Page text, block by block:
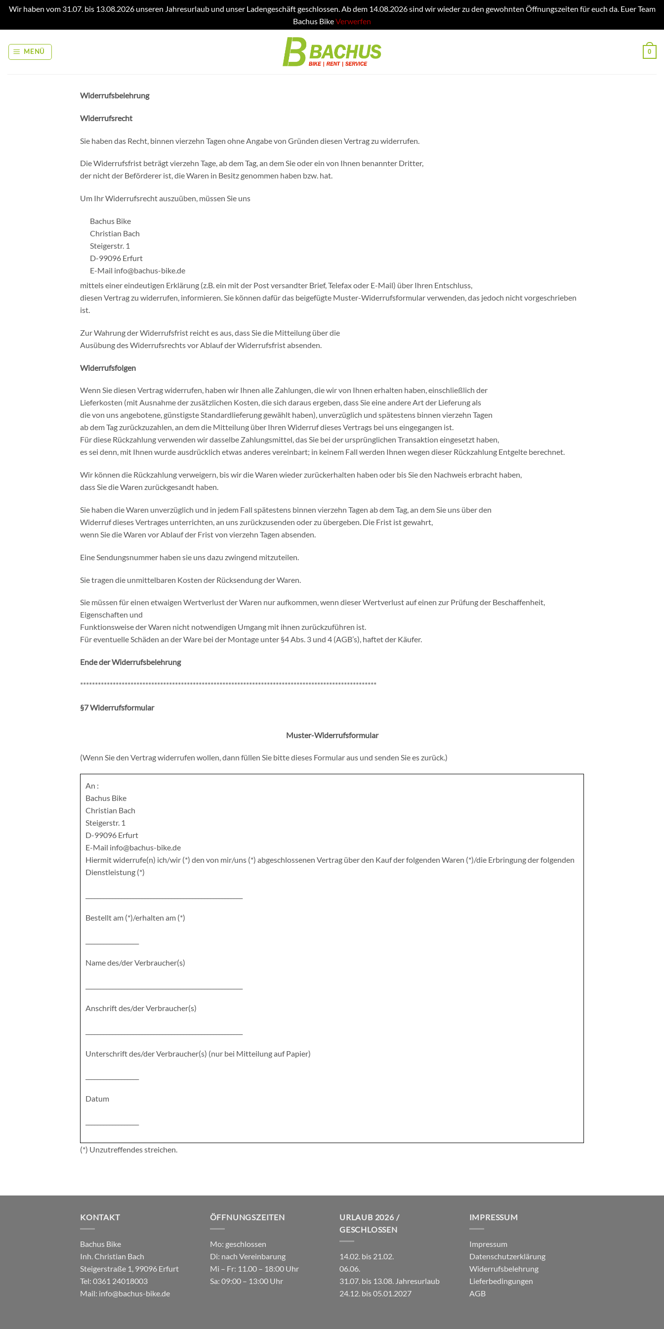
Wir haben vom 31.07. bis 13.08.2026 unseren Jahresurlaub und unser Ladengeschäft geschlossen. Ab dem 14.08.2026 sind wir wieder zu den gewohnten Öffnungszeiten für euch da. Euer Team
Bachus BikeVerwerfen
Inhalt
springen
MENÜ 0
Widerrufsbelehrung
Widerrufsrecht
Sie haben das Recht, binnen vierzehn Tagen ohne Angabe von Gründen diesen Vertrag zu widerrufen.
Die Widerrufsfrist beträgt vierzehn Tage, ab dem Tag, an dem Sie oder ein von Ihnen benannter Dritter,
der nicht der Beförderer ist, die Waren in Besitz genommen haben bzw. hat.
Um Ihr Widerrufsrecht auszuüben, müssen Sie uns
Bachus Bike
Christian Bach
Steigerstr. 1
D-99096 Erfurt
E-Mail info@bachus-bike.de
mittels einer eindeutigen Erklärung (z.B. ein mit der Post versandter Brief, Telefax oder E-Mail) über Ihren Entschluss,
diesen Vertrag zu widerrufen, informieren. Sie können dafür das beigefügte Muster-Widerrufsformular verwenden, das jedoch nicht vorgeschrieben
ist.
Zur Wahrung der Widerrufsfrist reicht es aus, dass Sie die Mitteilung über die
Ausübung des Widerrufsrechts vor Ablauf der Widerrufsfrist absenden.
Widerrufsfolgen
Wenn Sie diesen Vertrag widerrufen, haben wir Ihnen alle Zahlungen, die wir von Ihnen erhalten haben, einschließlich der
Lieferkosten (mit Ausnahme der zusätzlichen Kosten, die sich daraus ergeben, dass Sie eine andere Art der Lieferung als
die von uns angebotene, günstigste Standardlieferung gewählt haben), unverzüglich und spätestens binnen vierzehn Tagen
ab dem Tag zurückzuzahlen, an dem die Mitteilung über Ihren Widerruf dieses Vertrags bei uns eingegangen ist.
Für diese Rückzahlung verwenden wir dasselbe Zahlungsmittel, das Sie bei der ursprünglichen Transaktion eingesetzt haben,
es sei denn, mit Ihnen wurde ausdrücklich etwas anderes vereinbart; in keinem Fall werden Ihnen wegen dieser Rückzahlung Entgelte berechnet.
Wir können die Rückzahlung verweigern, bis wir die Waren wieder zurückerhalten haben oder bis Sie den Nachweis erbracht haben,
dass Sie die Waren zurückgesandt haben.
Sie haben die Waren unverzüglich und in jedem Fall spätestens binnen vierzehn Tagen ab dem Tag, an dem Sie uns über den
Widerruf dieses Vertrages unterrichten, an uns zurückzusenden oder zu übergeben. Die Frist ist gewahrt,
wenn Sie die Waren vor Ablauf der Frist von vierzehn Tagen absenden.
Eine Sendungsnummer haben sie uns dazu zwingend mitzuteilen.
Sie tragen die unmittelbaren Kosten der Rücksendung der Waren.
Sie müssen für einen etwaigen Wertverlust der Waren nur aufkommen, wenn dieser Wertverlust auf einen zur Prüfung der Beschaffenheit,
Eigenschaften und
Funktionsweise der Waren nicht notwendigen Umgang mit ihnen zurückzuführen ist.
Für eventuelle Schäden an der Ware bei der Montage unter §4 Abs. 3 und 4 (AGB’s), haftet der Käufer.
Ende der Widerrufsbelehrung
****************************************************************************************************
§7 Widerrufsformular
Muster-Widerrufsformular
(Wenn Sie den Vertrag widerrufen wollen, dann füllen Sie bitte dieses Formular aus und senden Sie es zurück.)
An :
Bachus Bike
Christian Bach
Steigerstr. 1
D-99096 Erfurt
E-Mail info@bachus-bike.de
Hiermit widerrufe(n) ich/wir (*) den von mir/uns (*) abgeschlossenen Vertrag über den Kauf der folgenden Waren (*)/die Erbringung der folgenden
Dienstleistung (*)
Bestellt am (*)/erhalten am (*)
Name des/der Verbraucher(s)
Anschrift des/der Verbraucher(s)
Unterschrift des/der Verbraucher(s) (nur bei Mitteilung auf Papier)
Datum
(*) Unzutreffendes streichen.
KONTAKT
Bachus Bike
Inh. Christian Bach
Steigerstraße 1, 99096 Erfurt
Tel: 0361 24018003
Mail: info@bachus-bike.de
ÖFFNUNGSZEITEN
Mo: geschlossen
Di: nach Vereinbarung
Mi – Fr: 11.00 – 18:00 Uhr
Sa: 09:00 – 13:00 Uhr
URLAUB 2026 /
GESCHLOSSEN
14.02. bis 21.02.
06.06.
31.07. bis 13.08. Jahresurlaub
24.12. bis 05.01.2027
IMPRESSUM
Impressum
Datenschutzerklärung
Widerrufsbelehrung
Lieferbedingungen
AGB